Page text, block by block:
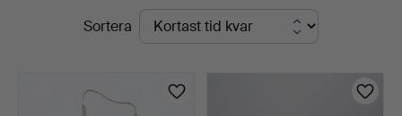
PågåendeSortera